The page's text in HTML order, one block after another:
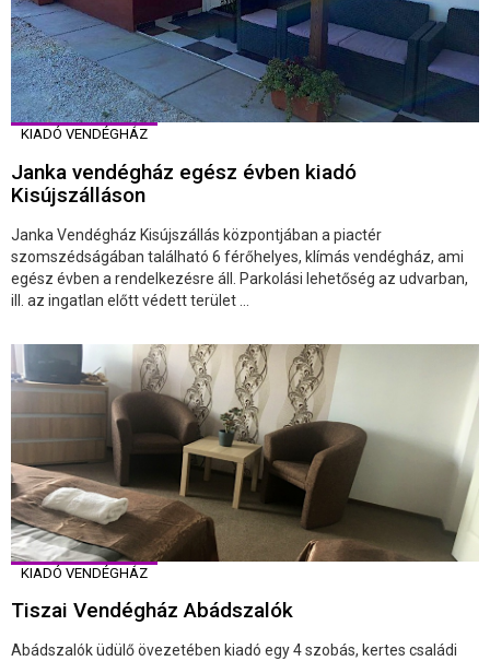
KIADÓ VENDÉGHÁZ
Janka vendégház egész évben kiadó
Kisújszálláson
Janka Vendégház Kisújszállás központjában a piactér
szomszédságában található 6 férőhelyes, klímás vendégház, ami
egész évben a rendelkezésre áll. Parkolási lehetőség az udvarban,
ill. az ingatlan előtt védett terület ...
KIADÓ VENDÉGHÁZ
Tiszai Vendégház Abádszalók
Abádszalók üdülő övezetében kiadó egy 4 szobás, kertes családi